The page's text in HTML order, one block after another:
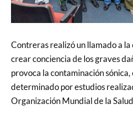
Contreras realizó un llamado a
crear conciencia de los graves
provoca la contaminación sónica,
determinado por estudios
Organización Mundial de la